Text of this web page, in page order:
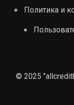
Политика и
© 2025